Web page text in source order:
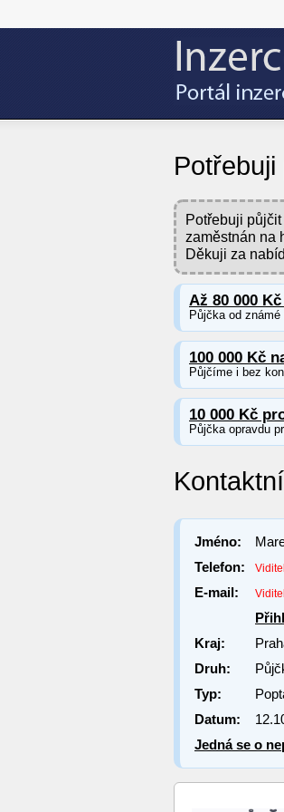
Potřebuji
zaměstnán na
Děkuji za
Až 80 000
Půjčka od známé
100 000 Kč
Půjčíme i bez
10 000 Kč
Půjčka opravdu
Jméno:
Telefon:
E-mail:
Kraj:
Druh:
Typ:
Datum:
Jedná se o